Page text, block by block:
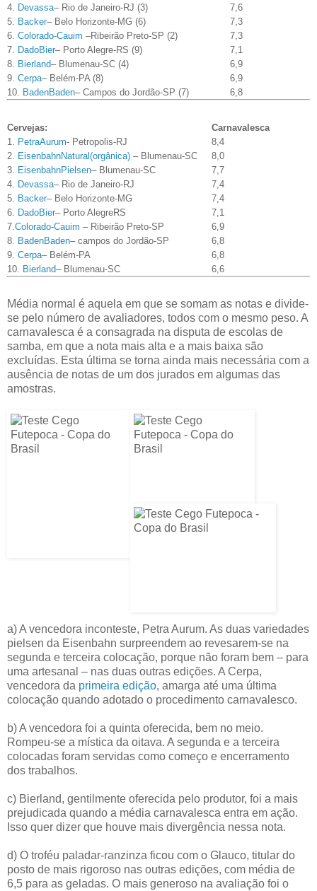
4. Devassa– Rio de Janeiro-RJ (3)
5. Backer– Belo Horizonte-MG (6)
6. Colorado-Cauim –Ribeirão Preto-SP (2)
7. DadoBier– Porto Alegre-RS (9)
8. Bierland– Blumenau-SC (4)
9. Cerpa– Belém-PA (8)
10. BadenBaden– Campos do Jordão-SP (7)
7,6
7,3
7,3
7,1
6,9
6,9
6,8
Cervejas:
1. PetraAurum- Petropolis-RJ
2. EisenbahnNatural(orgânica) – Blumenau-SC
3. EisenbahnPielsen– Blumenau-SC
4. Devassa– Rio de Janeiro-RJ
5. Backer– Belo Horizonte-MG
6. DadoBier– Porto AlegreRS
7.Colorado-Cauim – Ribeirão Preto-SP
8. BadenBaden– campos do Jordão-SP
9. Cerpa– Belém-PA
10. Bierland– Blumenau-SC
Carnavalesca
8,4
8,0
7,7
7,4
7,4
7,1
6,9
6,8
6,8
6,6
Média normal é aquela em que se somam as notas e divide-
se pelo número de avaliadores, todos com o mesmo peso. A
carnavalesca é a consagrada na disputa de escolas de
samba, em que a nota mais alta e a mais baixa são
excluídas. Esta última se torna ainda mais necessária com a
ausência de notas de um dos jurados em algumas das
amostras.
a) A vencedora inconteste, Petra Aurum. As duas variedades
pielsen da Eisenbahn surpreendem ao revesarem-se na
segunda e terceira colocação, porque não foram bem – para
uma artesanal – nas duas outras edições. A Cerpa,
vencedora da primeira edição, amarga até uma última
colocação quando adotado o procedimento carnavalesco.
b) A vencedora foi a quinta oferecida, bem no meio.
Rompeu-se a mística da oitava. A segunda e a terceira
colocadas foram servidas como começo e encerramento
dos trabalhos.
c) Bierland, gentilmente oferecida pelo produtor, foi a mais
prejudicada quando a média carnavalesca entra em ação.
Isso quer dizer que houve mais divergência nessa nota.
d) O troféu paladar-ranzinza ficou com o Glauco, titular do
posto de mais rigoroso nas outras edições, com média de
6,5 para as geladas. O mais generoso na avaliação foi o